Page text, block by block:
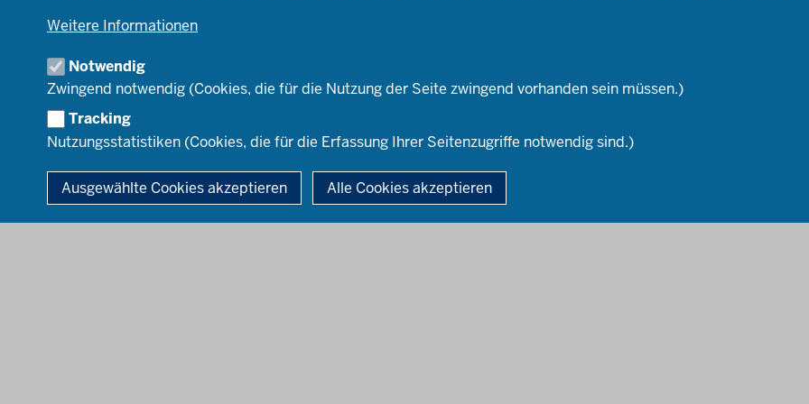
Weitere Informationen
Notwendig
Zwingend notwendig (Cookies, die für die Nutzung der Seite zwingend vorhanden sein müssen.)
Tracking
Nutzungsstatistiken (Cookies, die für die Erfassung Ihrer Seitenzugriffe notwendig sind.)
Ausgewählte Cookies akzeptieren Alle Cookies akzeptieren
RB Münster